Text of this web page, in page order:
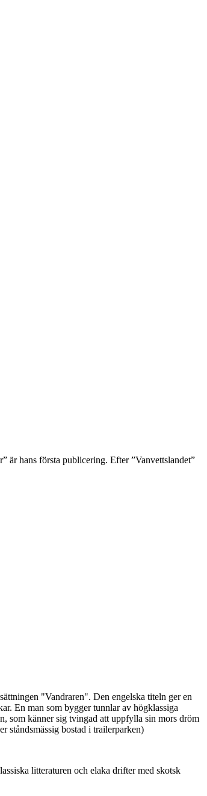
är hans första publicering. Efter ”Vanvettslandet”
"Vandraren". Den engelska titeln ger en
En man som bygger tunnlar av högklassiga
som känner sig tvingad att uppfylla sin mors dröm
ståndsmässig bostad i trailerparken)
litteraturen och elaka drifter med skotsk